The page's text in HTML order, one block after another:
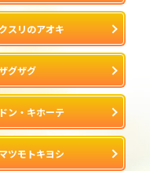
クスリのアオキ
グザグ
ドン・キホーテ
マツモトキヨシ